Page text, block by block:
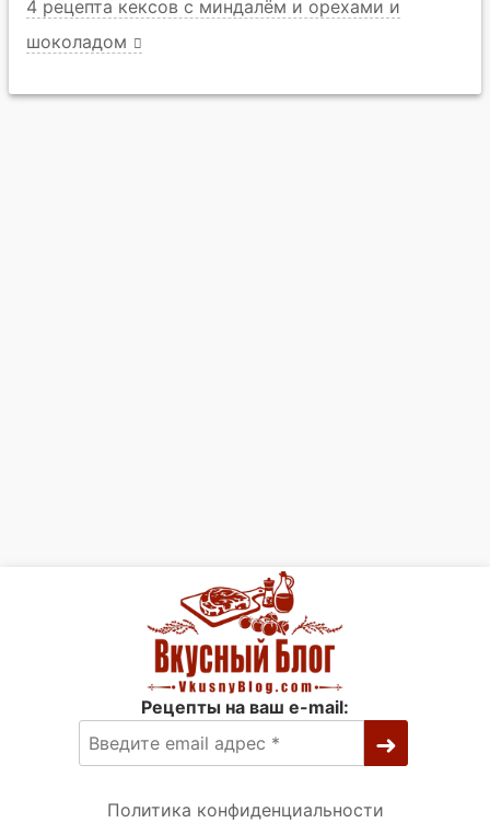
4 рецепта кексов с миндалём и орехами и
шоколадом
Рецепты на ваш e-mail:
Политика конфиденциальности